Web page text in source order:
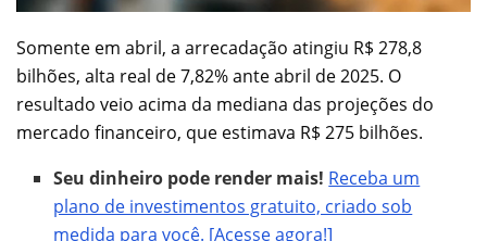
Somente em abril, a arrecadação atingiu R$ 278,8
bilhões, alta real de 7,82% ante abril de 2025. O
resultado veio acima da mediana das projeções do
mercado financeiro, que estimava R$ 275 bilhões.
Seu dinheiro pode render mais! Receba um
plano de investimentos gratuito, criado sob
medida para você. [Acesse agora!]